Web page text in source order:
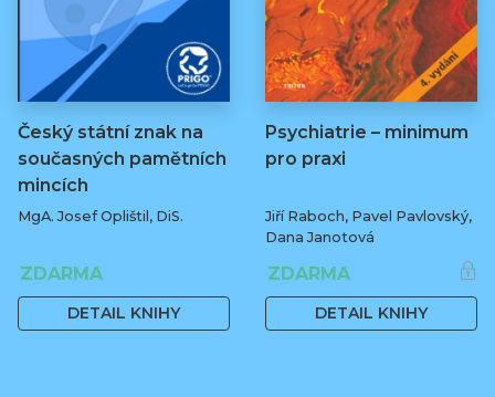
Český státní znak na
současných pamětních
mincích
MgA. Josef Oplištil, DiS.
ZDARMA
DETAIL KNIHY
Psychiatrie – minimum
pro praxi
Jiří Raboch, Pavel Pavlovský,
Dana Janotová
ZDARMA
DETAIL KNIHY